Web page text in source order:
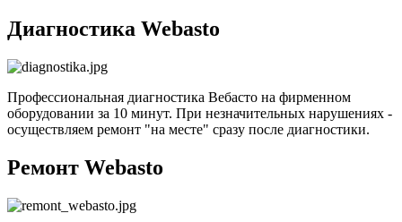
Диагностика Webasto
Профессиональная диагностика Вебасто на фирменном
оборудовании за 10 минут. При незначительных нарушениях -
осуществляем ремонт "на месте" сразу после диагностики.
Ремонт Webasto